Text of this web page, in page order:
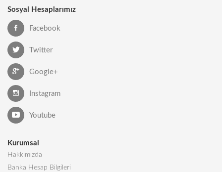
Sosyal Hesaplarımız
Facebook
Twitter
Google+
Instagram
Youtube
Kurumsal
Hakkımızda
Banka Hesap Bilgileri